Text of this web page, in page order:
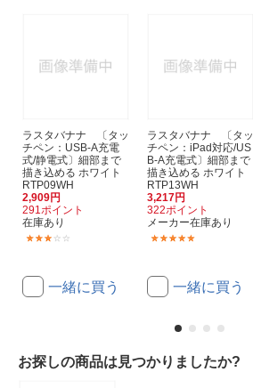
ラスタバナナ 〔タッ
チペン：USB-A充電
式/静電式〕細部まで
描き込める ホワイト
RTP09WH
2,909円
291ポイント
在庫あり
一緒に買う
ラスタバナナ 〔タッ
チペン：iPad対応/US
B-A充電式〕細部まで
描き込める ホワイト
RTP13WH
3,217円
322ポイント
メーカー在庫あり
一緒に買う
お探しの商品は見つかりましたか?